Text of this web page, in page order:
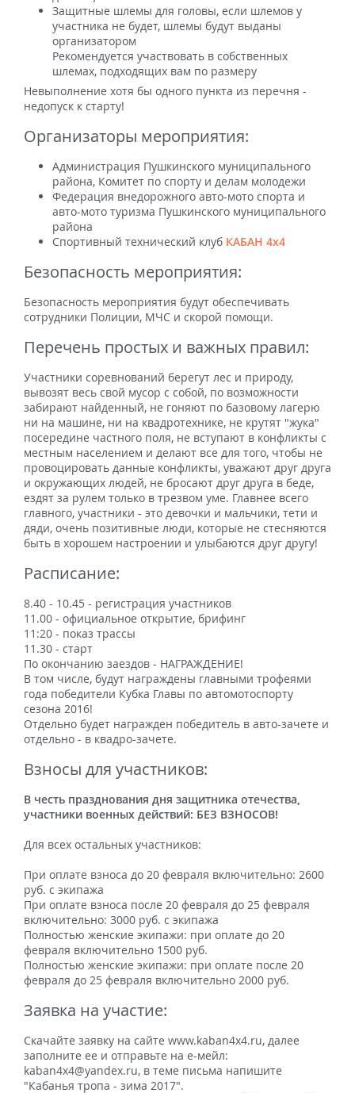
Защитные шлемы для головы, если шлемов у
участника не будет, шлемы будут выданы
организатором
Рекомендуется участвовать в собственных
шлемах, подходящих вам по размеру
Невыполнение хотя бы одного пункта из перечня -
недопуск к старту!
Организаторы мероприятия:
Администрация Пушкинского муниципального
района, Комитет по спорту и делам молодежи
Федерация внедорожного авто-мото спорта и
авто-мото туризма Пушкинского муниципального
района
Спортивный технический клуб КАБАН 4х4
Безопасность мероприятия:
Безопасность мероприятия будут обеспечивать
сотрудники Полиции, МЧС и скорой помощи.
Перечень простых и важных правил:
Участники соревнований берегут лес и природу,
вывозят весь свой мусор с собой, по возможности
забирают найденный, не гоняют по базовому лагерю
ни на машине, ни на квадротехнике, не крутят "жука"
посередине частного поля, не вступают в конфликты с
местным населением и делают все для того, чтобы не
провоцировать данные конфликты, уважают друг друга
и окружающих людей, не бросают друг друга в беде,
ездят за рулем только в трезвом уме. Главнее всего
главного, участники - это девочки и мальчики, тети и
дяди, очень позитивные люди, которые не стесняются
быть в хорошем настроении и улыбаются друг другу!
Расписание:
8.40 - 10.45 - регистрация участников
11.00 - официальное открытие, брифинг
11:20 - показ трассы
11.30 - старт
По окончанию заездов - НАГРАЖДЕНИЕ!
В том числе, будут награждены главными трофеями
года победители Кубка Главы по автомотоспорту
сезона 2016!
Отдельно будет награжден победитель в авто-зачете и
отдельно - в квадро-зачете.
Взносы для участников:
В честь празднования дня защитника отечества,
участники военных действий: БЕЗ ВЗНОСОВ!
Для всех остальных участников:
При оплате взноса до 20 февраля включительно: 2600
руб. с экипажа
При оплате взноса после 20 февраля до 25 февраля
включительно: 3000 руб. с экипажа
Полностью женские экипажи: при оплате до 20
февраля включительно 1500 руб.
Полностью женские экипажи: при оплате после 20
февраля до 25 февраля включительно 2000 руб.
Заявка на участие:
Скачайте заявку на сайте www.kaban4x4.ru, далее
заполните ее и отправьте на е-мейл:
kaban4x4@yandex.ru, в теме письма напишите
"Кабанья тропа - зима 2017".